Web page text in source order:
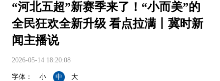
“河北五超”新赛季来了！“小而美”的
全民狂欢全新升级 看点拉满丨冀时新
闻主播说
2026-05-14 18:20:08
字体： 小 中 大